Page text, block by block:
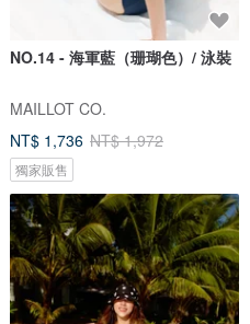
NO.14 - 海軍藍（珊瑚色）/ 泳裝
MAILLOT CO.
NT$ 1,736 NT$ 1,972
獨家販售